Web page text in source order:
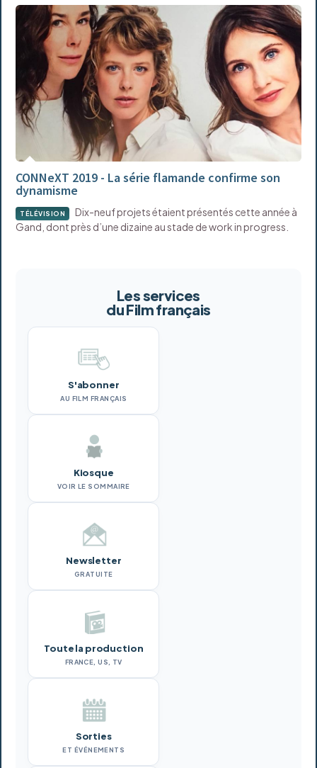
CONNeXT 2019 - La série flamande confirme son
dynamisme
TÉLÉVISION
Dix-neuf projets étaient présentés cette année à
Gand, dont près d’une dizaine au stade de work in progress.
Les services
du Film français
S'abonner
AU FILM FRANÇAIS
Kiosque
VOIR LE SOMMAIRE
Newsletter
GRATUITE
Toute la production
FRANCE, US, TV
Sorties
ET ÉVÉNEMENTS